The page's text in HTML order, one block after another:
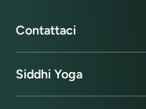
Contattaci
Siddhi Yoga